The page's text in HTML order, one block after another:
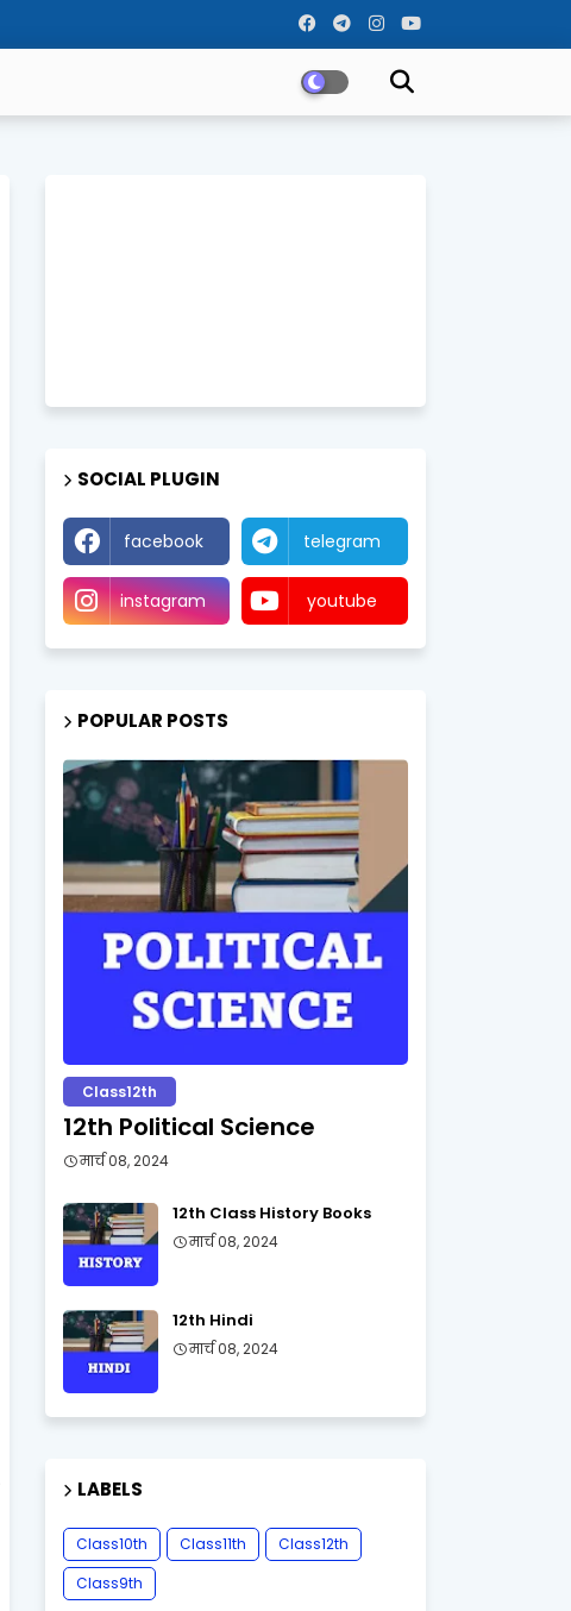
SOCIAL PLUGIN
facebook telegram
instagram youtube
POPULAR POSTS
Class12th
12th Political Science
मार्च 08, 2024
12th Class History Books
मार्च 08, 2024
12th Hindi
मार्च 08, 2024
LABELS
Class10th Class11th
Class12th
Class9th